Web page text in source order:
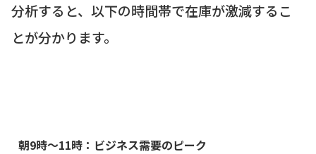
分析すると、以下の時間帯で在庫が激減するこ
とが分かります。
朝9時～11時：ビジネス需要のピーク